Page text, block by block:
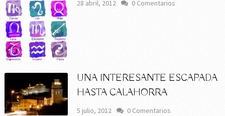
28 abril, 2012 0 Comentarios
UNA INTERESANTE ESCAPADA
HASTA CALAHORRA
5 julio, 2012 0 Comentarios